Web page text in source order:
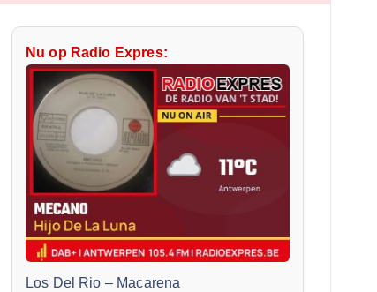
Nu op Radio Expres:
Los Del Rio – Macarena